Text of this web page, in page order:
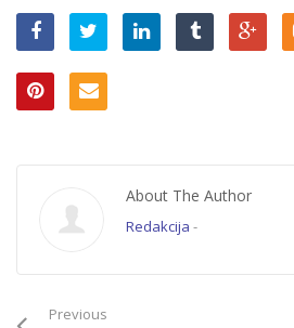
About The Author
Redakcija -
Previous